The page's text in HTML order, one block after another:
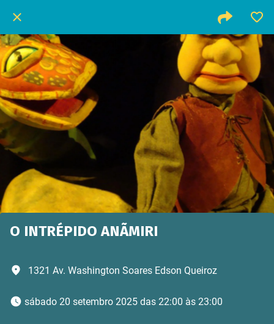
O INTRÉPIDO ANÃMIRI
1321 Av. Washington Soares Edson Queiroz
sábado 20 setembro 2025 das 22:00 às 23:00